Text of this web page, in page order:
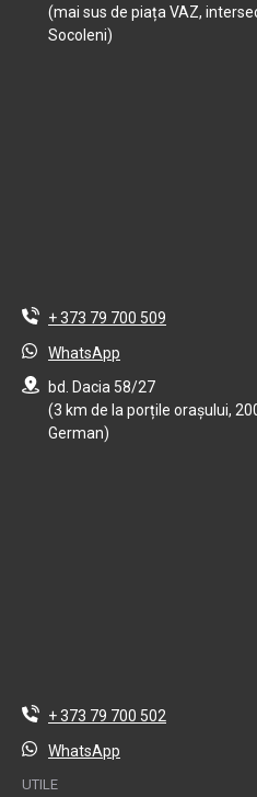
(mai sus de piața VAZ,
Socoleni)
+ 373 79 700 509
WhatsApp
bd. Dacia 58/27
(3 km de la porțile orașului,
German)
+ 373 79 700 502
WhatsApp
UTILE